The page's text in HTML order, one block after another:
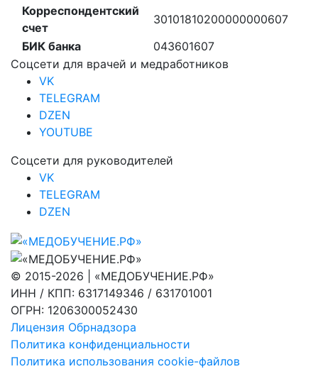
Корреспондентский
счет
30101810200000000607
БИК банка
043601607
Соцсети для врачей и медработников
VK
TELEGRAM
DZEN
YOUTUBE
Соцсети для руководителей
VK
TELEGRAM
DZEN
© 2015-2026 | «МЕДОБУЧЕНИЕ.РФ»
ИНН / КПП: 6317149346 / 631701001
ОГРН: 1206300052430
Лицензия Обрнадзора
Политика конфиденциальности
Политика использования cookie-файлов